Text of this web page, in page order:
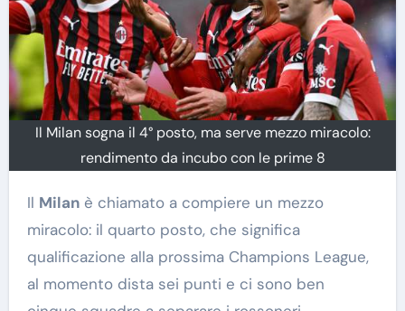
Il Milan sogna il 4° posto, ma serve mezzo miracolo:
rendimento da incubo con le prime 8
Il Milanè chiamato a compiere un mezzo
miracolo: il quarto posto, che significa
qualificazione alla prossima Champions League,
al momento dista sei punti e ci sono ben